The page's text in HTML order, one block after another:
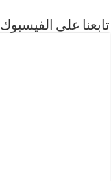
تابعنا على الفيسبوك